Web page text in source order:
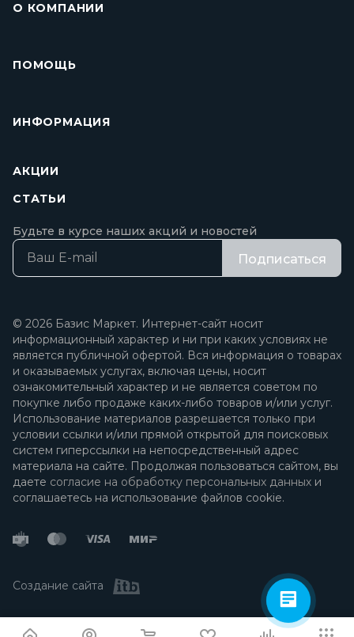
О КОМПАНИИ
ПОМОЩЬ
ИНФОРМАЦИЯ
АКЦИИ
СТАТЬИ
Будьте в курсе наших акций и новостей
Подписаться
© 2026 Базис Маркет. Интернет-сайт носит
информационный характер и ни при каких условиях не
является публичной офертой. Вся информация о товарах
и оказываемых услугах, включая цены, носит
ознакомительный характер и не является советом по
покупке либо продаже каких-либо товаров и/или услуг.
Использование материалов разрешается только при
условии ссылки и/или прямой открытой для поисковых
систем гиперссылки на непосредственный адрес
материала на сайте. Продолжая пользоваться сайтом, вы
даете согласие на обработку персональных данных и
соглашаетесь на использование файлов cookie.
Создание сайта